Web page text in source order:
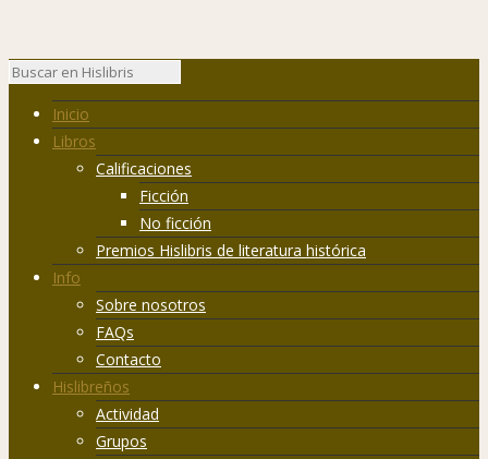
Inicio
Libros
Calificaciones
Ficción
No ficción
Premios Hislibris de literatura histórica
Info
Sobre nosotros
FAQs
Contacto
Hislibreños
Actividad
Grupos